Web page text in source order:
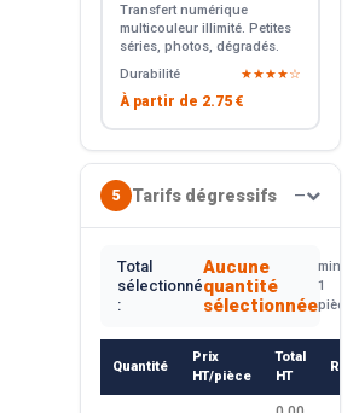
Transfert numérique
multicouleur illimité. Petites
séries, photos, dégradés.
Durabilité
★★★★☆
À partir de 2.75 €
5 Tarifs dégressifs —
Total
sélectionné
:
Aucune
quantité
sélectionnée
min.
1
pièce
Quantité
Prix
HT/pièce
Total
HT